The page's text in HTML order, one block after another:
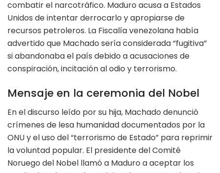
combatir el narcotráfico. Maduro acusa a Estados
Unidos de intentar derrocarlo y apropiarse de
recursos petroleros. La Fiscalía venezolana había
advertido que Machado sería considerada “fugitiva”
si abandonaba el país debido a acusaciones de
conspiración, incitación al odio y terrorismo.
Mensaje en la ceremonia del Nobel
En el discurso leído por su hija, Machado denunció
crímenes de lesa humanidad documentados por la
ONU y el uso del “terrorismo de Estado” para reprimir
la voluntad popular. El presidente del Comité
Noruego del Nobel llamó a Maduro a aceptar los